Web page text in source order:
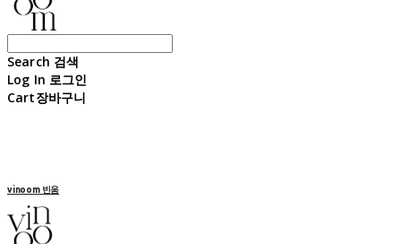
Search 검색
Log In 로그인
Cart장바구니
vinoom 빈움